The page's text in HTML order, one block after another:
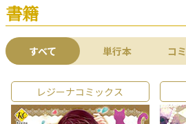
書籍
すべて 単行本 コ
レジーナコミックス